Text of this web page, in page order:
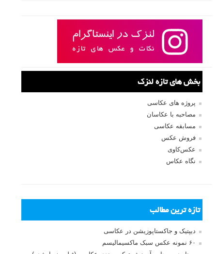
بخش های تازه لنزک
پروژه های عکاسی
مصاحبه با عکاسان
مسابقه عکاسی
فروش عکس
عکس‌کاوی
نگاه عکاس
تازه ترین مطالب
دیپتیک و جاکستا‌پوزیشن در عکاسی
۶۰ نمونه عکس سبک ماکسیمالیسم